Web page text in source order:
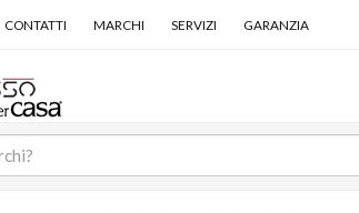
CONTATTI MARCHI SERVIZI GARANZIA